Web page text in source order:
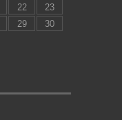
22
23
29
30